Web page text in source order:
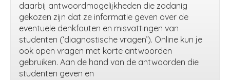
daarbij antwoordmogelijkheden die zodanig
gekozen zijn dat ze informatie geven over de
eventuele denkfouten en misvattingen van
studenten (‘diagnostische vragen’). Online kun je
ook open vragen met korte antwoorden
gebruiken. Aan de hand van de antwoorden die
studenten geven en